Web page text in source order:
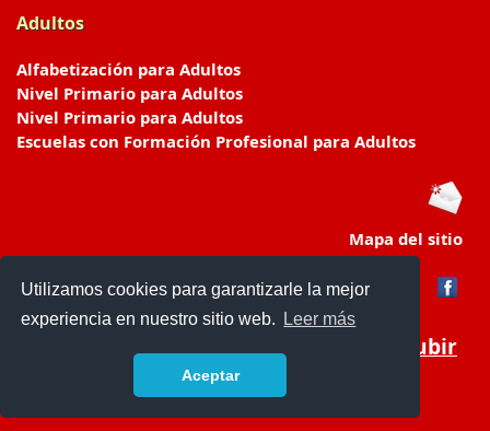
Utilizamos cookies para garantizarle la mejor
experiencia en nuestro sitio web.
Leer más
Aceptar
Adultos
Alfabetización para Adultos
Nivel Primario para Adultos
Nivel Primario para Adultos
Escuelas con Formación Profesional para Adultos
Mapa del sitio
Subir